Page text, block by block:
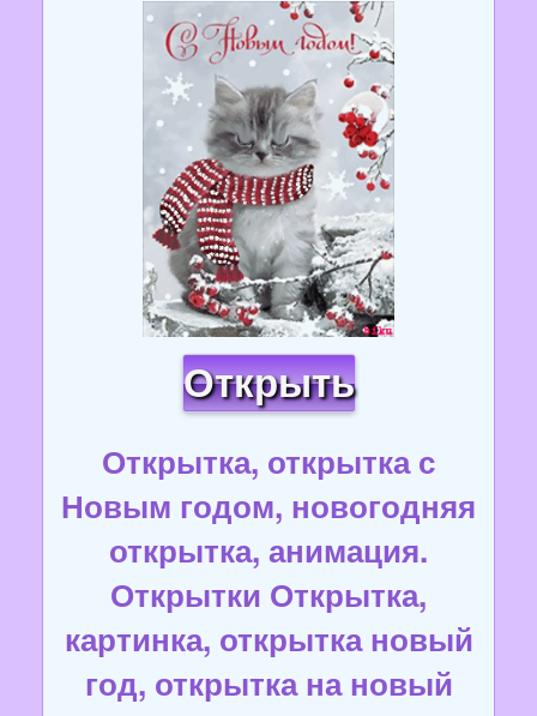
Открыть
Открытка, открытка с
Новым годом, новогодняя
открытка, анимация.
Открытки Открытка,
картинка, открытка новый
год, открытка на новый